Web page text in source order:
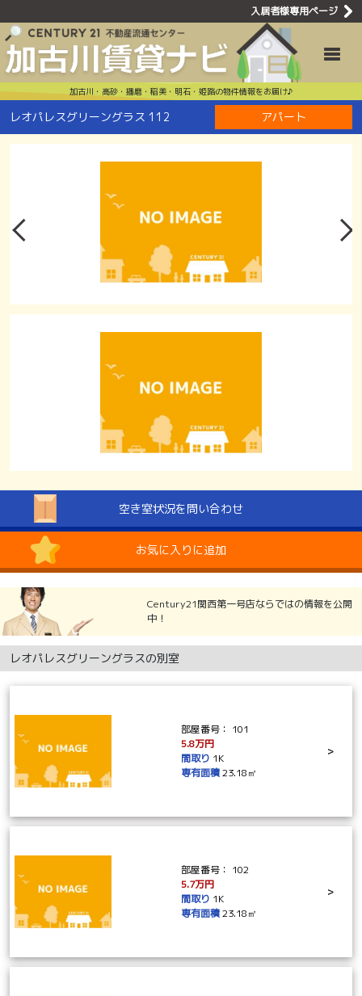
入居者様専用ページ
加古川・高砂・播磨・稲美・明石・姫路の物件情報をお届け♪
レオパレスグリーングラス 112 アパート
空き室状況を問い合わせ
お気に入りに追加
Century21関西第一号店ならではの情報を公開
中！
レオパレスグリーングラスの別室
部屋番号： 101
5.8万円
間取り 1K
専有面積23.18㎡
>
部屋番号： 102
5.7万円
間取り 1K
専有面積23.18㎡
>